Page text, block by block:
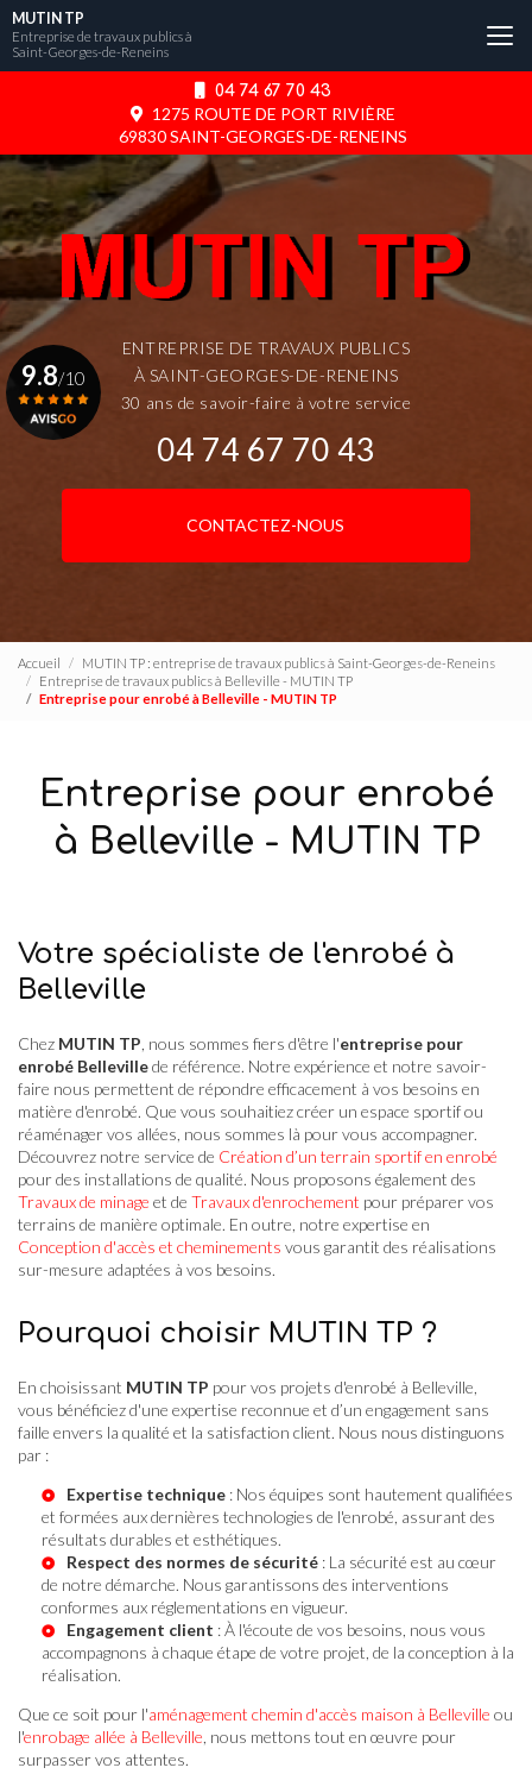
Aller
au
contenu
04 74 67 70 43
1275 ROUTE DE PORT RIVIÈRE
69830 SAINT-GEORGES-DE-RENEINS
MUTIN TP
Entreprise de travaux publics à
Saint-Georges-de-Reneins
ENTREPRISE DE TRAVAUX PUBLICS
À SAINT-GEORGES-DE-RENEINS
30 ans de savoir-faire à votre service
04 74 67 70 43
CONTACTEZ-NOUS
9.8/10
Accueil
MUTIN TP : entreprise de travaux publics à Saint-Georges-de-Reneins
Entreprise de travaux publics à Belleville - MUTIN TP
Entreprise pour enrobé à Belleville - MUTIN TP
Entreprise pour enrobé
à Belleville - MUTIN TP
Votre spécialiste de l'enrobé à
Belleville
Chez MUTIN TP , nous sommes fiers d'être l'entreprise pour
enrobé Bellevillede référence. Notre expérience et notre savoir-
faire nous permettent de répondre efficacement à vos besoins en
matière d'enrobé. Que vous souhaitiez créer un espace sportif ou
réaménager vos allées, nous sommes là pour vous accompagner.
Découvrez notre service de Création d’un terrain sportif en enrobé
pour des installations de qualité. Nous proposons également des
Travaux de minage et de Travaux d'enrochement pour préparer vos
terrains de manière optimale. En outre, notre expertise en
Conception d'accès et cheminements vous garantit des réalisations
sur-mesure adaptées à vos besoins.
Pourquoi choisir MUTIN TP ?
En choisissant MUTIN TP pour vos projets d'enrobé à Belleville,
vous bénéficiez d'une expertise reconnue et d’un engagement sans
faille envers la qualité et la satisfaction client. Nous nous distinguons
par :
Expertise technique : Nos équipes sont hautement qualifiées
et formées aux dernières technologies de l'enrobé, assurant des
résultats durables et esthétiques.
Respect des normes de sécurité : La sécurité est au cœur
de notre démarche. Nous garantissons des interventions
conformes aux réglementations en vigueur.
Engagement client : À l'écoute de vos besoins, nous vous
accompagnons à chaque étape de votre projet, de la conception à la
réalisation.
Que ce soit pour l'aménagement chemin d'accès maison à Belleville ou
l'enrobage allée à Belleville , nous mettons tout en œuvre pour
surpasser vos attentes.